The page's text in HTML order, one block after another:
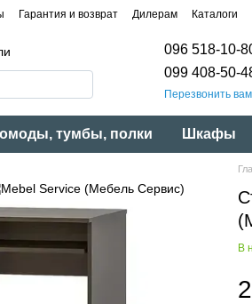
Гарантия и возврат Дилерам Каталоги
096 518-10-
099 408-50-
Перезвонить
тумбы, полки Шкафы
В